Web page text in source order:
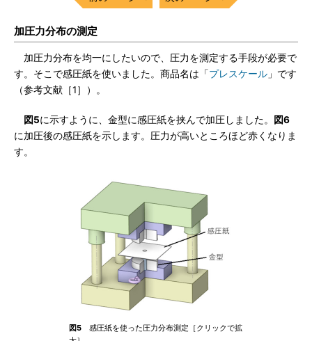
加圧力分布の測定
加圧力分布を均一にしたいので、圧力を測定する手段が必要で
す。そこで感圧紙を使いました。商品名は「プレスケール 」です
（参考文献［1］）。
図5に示すように、金型に感圧紙を挟んで加圧しました。
図6
に加圧後の感圧紙を示します。圧力が高いところほど赤くなりま
す。
図5 感圧紙を使った圧力分布測定［クリックで拡